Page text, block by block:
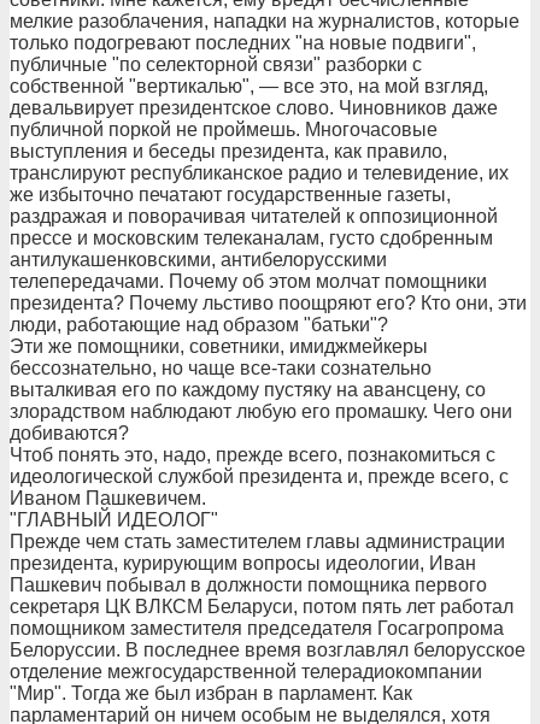
мелкие разоблачения, нападки на журналистов, которые
только подогревают последних "на новые подвиги",
публичные "по селекторной связи" разборки с
собственной "вертикалью", — все это, на мой взгляд,
девальвирует президентское слово. Чиновников даже
публичной поркой не проймешь. Многочасовые
выступления и беседы президента, как правило,
транслируют республиканское радио и телевидение, их
же избыточно печатают государственные газеты,
раздражая и поворачивая читателей к оппозиционной
прессе и московским телеканалам, густо сдобренным
антилукашенковскими, антибелорусскими
телепередачами. Почему об этом молчат помощники
президента? Почему льстиво поощряют его? Кто они, эти
люди, работающие над образом "батьки"?
Эти же помощники, советники, имиджмейкеры
бессознательно, но чаще все-таки сознательно
выталкивая его по каждому пустяку на авансцену, со
злорадством наблюдают любую его промашку. Чего они
добиваются?
Чтоб понять это, надо, прежде всего, познакомиться с
идеологической службой президента и, прежде всего, с
Иваном Пашкевичем.
"ГЛАВНЫЙ ИДЕОЛОГ"
Прежде чем стать заместителем главы администрации
президента, курирующим вопросы идеологии, Иван
Пашкевич побывал в должности помощника первого
секретаря ЦК ВЛКСМ Беларуси, потом пять лет работал
помощником заместителя председателя Госагропрома
Белоруссии. В последнее время возглавлял белорусское
отделение межгосударственной телерадиокомпании
"Мир". Тогда же был избран в парламент. Как
парламентарий он ничем особым не выделялся, хотя